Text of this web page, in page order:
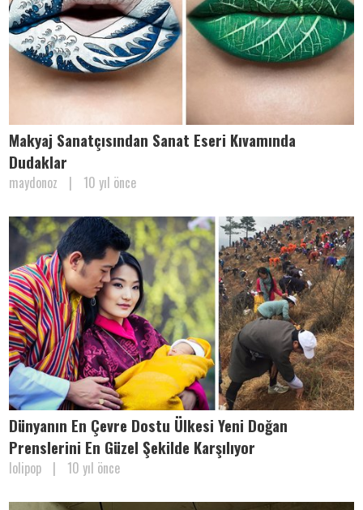
Makyaj Sanatçısından Sanat Eseri Kıvamında
Dudaklar
maydonoz | 10 yıl önce
Dünyanın En Çevre Dostu Ülkesi Yeni Doğan
Prenslerini En Güzel Şekilde Karşılıyor
lolipop | 10 yıl önce